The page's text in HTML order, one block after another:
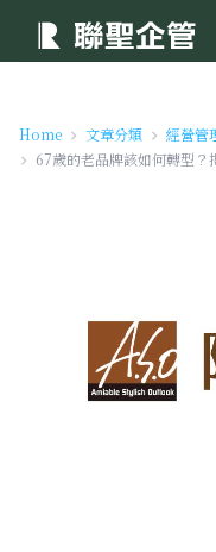
Home 文章分類
經營管
67歲的老品牌該如何轉型